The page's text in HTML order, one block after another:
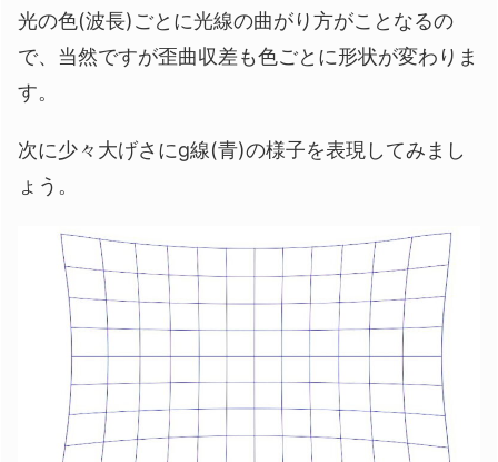
光の色(波長)ごとに光線の曲がり方がことなるの
で、当然ですが歪曲収差も色ごとに形状が変わりま
す。
次に少々大げさにg線(青)の様子を表現してみまし
ょう。